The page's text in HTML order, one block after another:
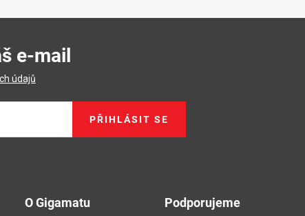
e-mail
údajů
PŘIHLÁSIT SE
O Gigamatu Podporujeme